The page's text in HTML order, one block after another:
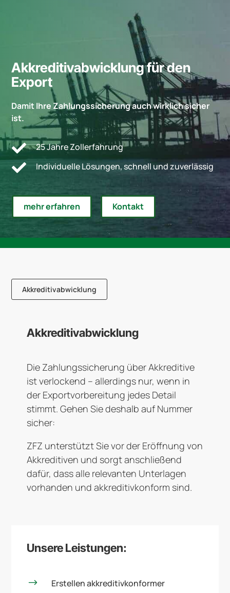
Akkreditivabwicklung für den
Export
Damit Ihre Zahlungssicherung auch wirklich sicher
ist.
 25 Jahre Zollerfahrung
 Individuelle Lösungen, schnell und zuverlässig
mehr erfahren Kontakt
Akkreditivabwicklung
Akkreditivabwicklung
Die Zahlungssicherung über Akkreditive
ist verlockend – allerdings nur, wenn in
der Exportvorbereitung jedes Detail
stimmt. Gehen Sie deshalb auf Nummer
sicher:
ZFZ unterstützt Sie vor der Eröffnung von
Akkreditiven und sorgt anschließend
dafür, dass alle relevanten Unterlagen
vorhanden und akkreditivkonform sind.
Unsere Leistungen:
$
Erstellen akkreditivkonformer